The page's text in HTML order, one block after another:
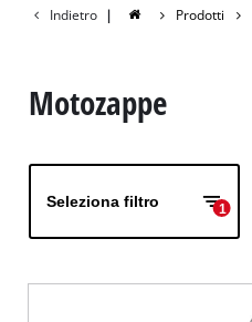
Indietro | Prodotti
Motozappe
Seleziona filtro 1